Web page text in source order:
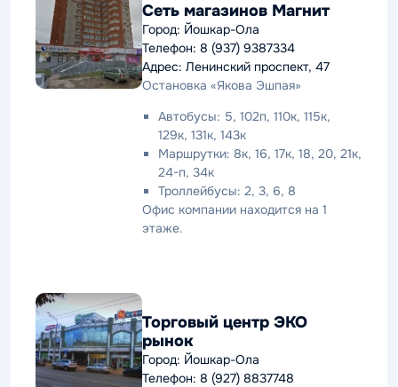
Сеть магазинов Магнит
Город: Йошкар-Ола
Телефон: 8 (937) 9387334
Адрес: Ленинский проспект, 47
Остановка «Якова Эшпая»
Автобусы: 5, 102п, 110к, 115к,
129к, 131к, 143к
Маршрутки: 8к, 16, 17к, 18, 20, 21к,
24-п, 34к
Троллейбусы: 2, 3, 6, 8
Офис компании находится на 1
этаже.
Торговый центр ЭКО
рынок
Город: Йошкар-Ола
Телефон: 8 (927) 8837748